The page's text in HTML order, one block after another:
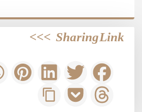
Sharing Link
>>>